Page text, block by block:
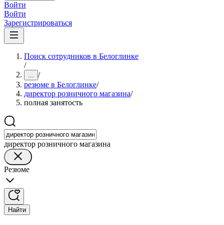
Войти
Войти
Зарегистрироваться
Поиск сотрудников в Белоглинке
/
... /
резюме в Белоглинке/
директор розничного магазина/
полная занятость
директор розничного магазина
Резюме
Найти